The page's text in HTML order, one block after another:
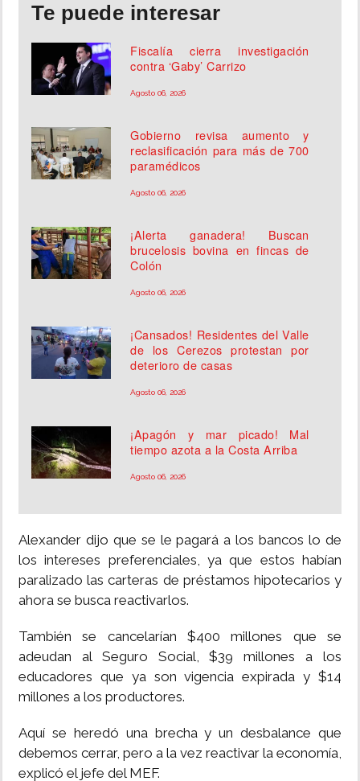
Te puede interesar
Fiscalía cierra investigación
contra ‘Gaby’ Carrizo
Agosto 06, 2026
Gobierno revisa aumento y
reclasificación para más de 700
paramédicos
Agosto 06, 2026
¡Alerta ganadera! Buscan
brucelosis bovina en fincas de
Colón
Agosto 06, 2026
¡Cansados! Residentes del Valle
de los Cerezos protestan por
deterioro de casas
Agosto 06, 2026
¡Apagón y mar picado! Mal
tiempo azota a la Costa Arriba
Agosto 06, 2026
Alexander dijo que se le pagará a los bancos lo de
los intereses preferenciales, ya que estos habían
paralizado las carteras de préstamos hipotecarios y
ahora se busca reactivarlos.
También se cancelarían $400 millones que se
adeudan al Seguro Social, $39 millones a los
educadores que ya son vigencia expirada y $14
millones a los productores.
Aquí se heredó una brecha y un desbalance que
debemos cerrar, pero a la vez reactivar la economía,
explicó el jefe del MEF.